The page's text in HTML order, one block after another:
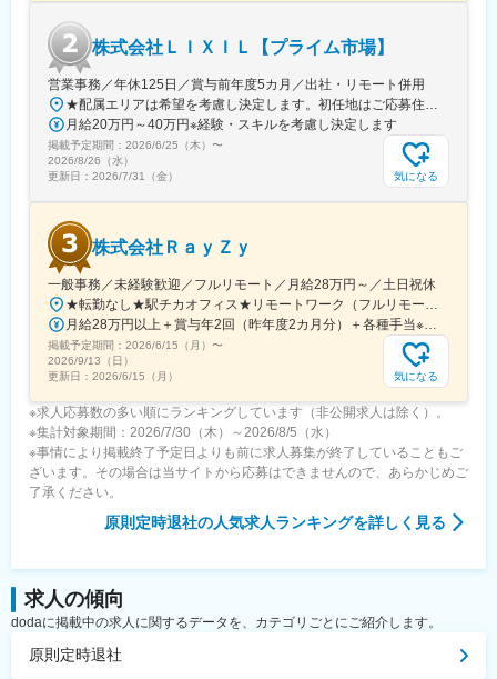
市駅
の経験を活かしながら、次世代のリーダーとしてキャリアを築い
て頂ける環境です
■当庫の特徴：
1922年の創立以来、地域に根ざした金融機関として発展してきま
した。現在は飯塚市をはじめ、福岡市・宮若市など福岡県内に20
店舗を展開。地域の中小企業支援や暮らしに寄り添うサービスを
通じて、地元の発展に貢献し続けています。顔が見える距離感と
株式会社ＬＩＸＩＬ【プライム市場】
営業事務／年休125日／賞与前年度5カ月／出社・リモート併用
★配属エリアは希望を考慮し決定します。初任地はご応募住所での配属となります。入社後、転勤が伴う異動に関しては、必ず勤務地のご希望も確認した上で決定します。【配属オフィス一覧】■東京都品川区西品川1丁目1-1 大崎ガーデンタワー■愛知県名古屋市中村区名駅南4丁目11-40■京都府京都市伏見区竹田田中宮町103 ■大阪府大阪市中央区本町2丁目6-8 センバ・セントラルビル9F■大阪府箕面市萱野4丁目5-45■広島県広島市安佐南区西原6丁目11-8■福岡県福岡市博多区半道橋2-15-10 SOLAビル★出社とリモートワークを併用しながらの勤務となります。 業務に慣れるまでは、原則出社となります。 慣れてきたら少しずつリモートの日を増やし、最終的には週1～3日ほどの出社となる予定です（目安：～入社6カ月）。※受動喫煙対策：あり
月給20万円～40万円※経験・スキルを考慮し決定します
掲載予定期間： 2026/6/25（木） 〜
2026/8/26（水）
更新日： 2026/7/31（金） 気になる
株式会社ＲａｙＺｙ
一般事務／未経験歓迎／フルリモート／月給28万円～／土日祝休
★転勤なし★駅チカオフィス★リモートワーク（フルリモート相談可）※研修期間中・試用期間中はオフィス出社となります【本社】東京都渋谷区神宮前6-18-5鷹羽ビル7階◆最寄り駅：JR渋谷駅／徒歩約5分◆最寄り駅：東京メトロ千代田線・明治神宮前／徒歩約9分◆最寄り駅：JR原宿駅／徒歩約13分
月給28万円以上＋賞与年2回（昨年度2カ月分）＋各種手当※経験・能力等を考慮のうえ、決定いたします。
掲載予定期間： 2026/6/15（月） 〜
2026/9/13（日）
更新日： 2026/6/15（月） 気になる
※求人応募数の多い順にランキングしています（非公開求人は除く）。
※集計対象期間：2026/7/30（木）～2026/8/5（水）
※事情により掲載終了予定日よりも前に求人募集が終了していることもご
ざいます。その場合は当サイトから応募はできませんので、あらかじめご
了承ください。
原則定時退社の人気求人ランキングを詳しく見る
求人の傾向
dodaに掲載中の求人に関するデータを、カテゴリごとにご紹介します。
原則定時退社